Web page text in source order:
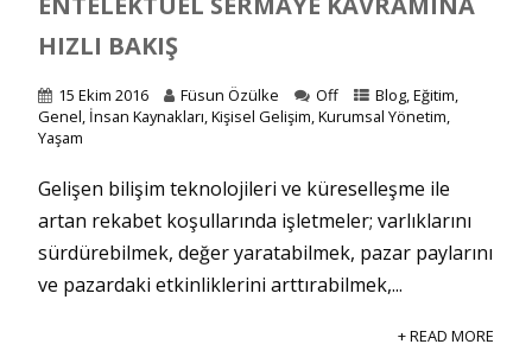
HIZLI BAKIŞ
15 Ekim 2016 Füsun Özülke Off Blog,Eğitim,
Genel, İnsan Kaynakları,Kişisel Gelişim,Kurumsal Yönetim,
Yaşam
Gelişen bilişim teknolojileri ve küreselleşme ile
artan rekabet koşullarında işletmeler; varlıklarını
sürdürebilmek, değer yaratabilmek, pazar paylarını
ve pazardaki etkinliklerini arttırabilmek,...
+ READ MORE